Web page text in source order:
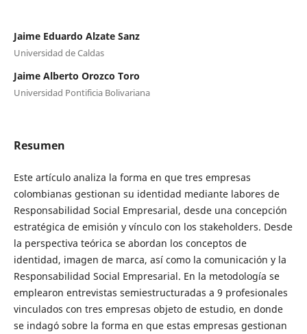
Jaime Eduardo Alzate Sanz
Universidad de Caldas
Jaime Alberto Orozco Toro
Universidad Pontificia Bolivariana
Resumen
Este artículo analiza la forma en que tres empresas
colombianas gestionan su identidad mediante labores de
Responsabilidad Social Empresarial, desde una concepción
estratégica de emisión y vínculo con los stakeholders. Desde
la perspectiva teórica se abordan los conceptos de
identidad, imagen de marca, así como la comunicación y la
Responsabilidad Social Empresarial. En la metodología se
emplearon entrevistas semiestructuradas a 9 profesionales
vinculados con tres empresas objeto de estudio, en donde
se indagó sobre la forma en que estas empresas gestionan